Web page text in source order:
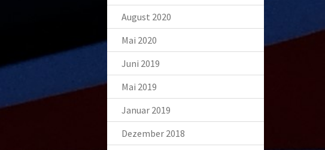
August 2020
Mai 2020
Juni 2019
Mai 2019
Januar 2019
Dezember 2018